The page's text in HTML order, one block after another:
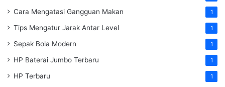
Cara Mengatasi Gangguan Makan 1
Tips Mengatur Jarak Antar Level 1
Sepak Bola Modern 1
HP Baterai Jumbo Terbaru 1
HP Terbaru 1